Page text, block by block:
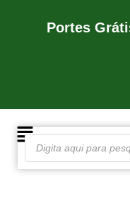
Portes